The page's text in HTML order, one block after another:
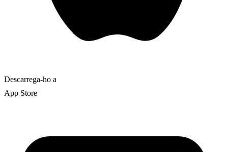
Descarrega-ho a
App Store